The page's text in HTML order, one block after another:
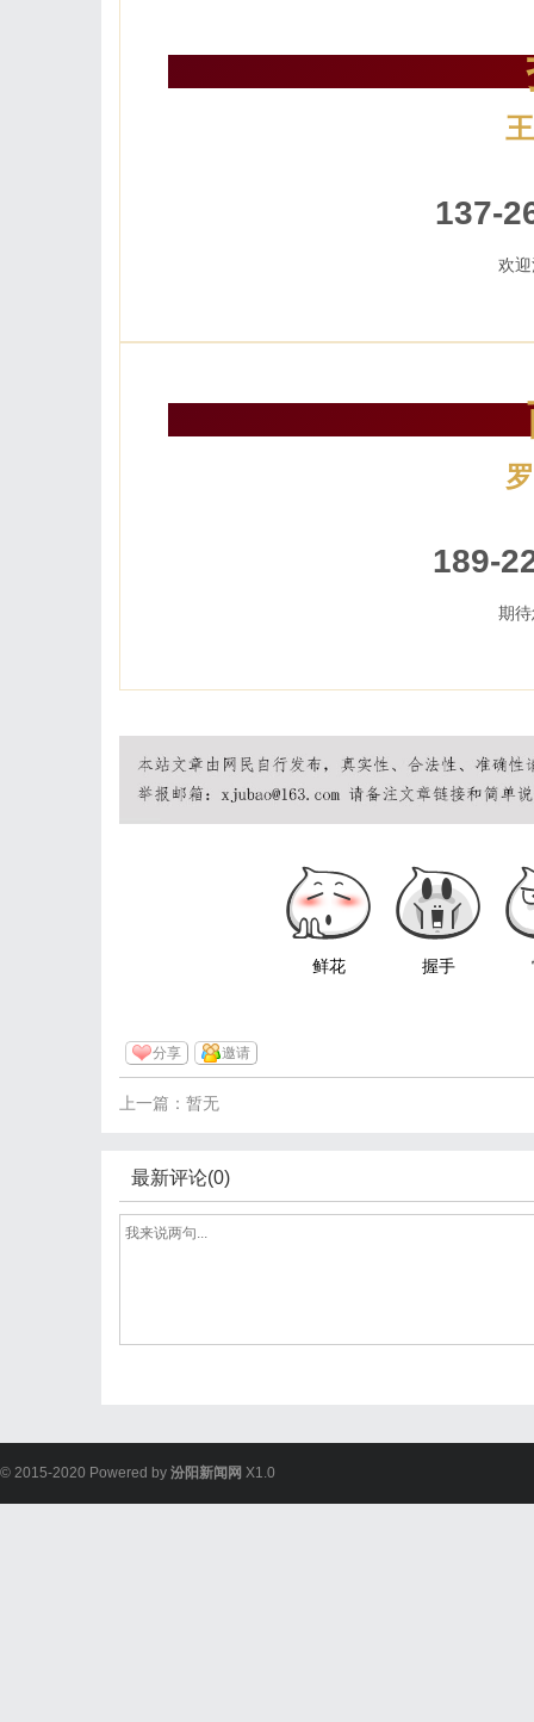
137-
欢
189-
期
鲜花 握手
分享 邀请
上一篇：暂无
最新评论(0)
© 2015-2020 Powered by 汾阳新闻网 X1.0